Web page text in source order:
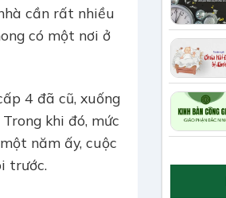
cần rất nhiều
có một nơi ở
4 đã cũ, xuống
khi đó, mức
năm ấy, cuộc
trước.